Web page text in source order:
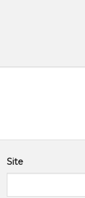
Site